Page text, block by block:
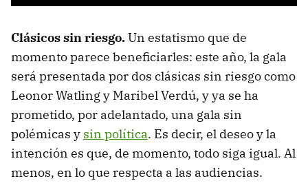
Clásicos sin riesgo.Un estatismo que de
momento parece beneficiarles: este año, la gala
será presentada por dos clásicas sin riesgo como
Leonor Watling y Maribel Verdú, y ya se ha
prometido, por adelantado, una gala sin
polémicas y sin política. Es decir, el deseo y la
intención es que, de momento, todo siga igual. Al
menos, en lo que respecta a las audiencias.